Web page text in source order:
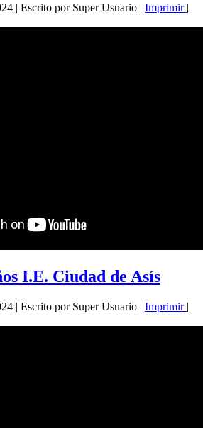
| Escrito por Super Usuario | Imprimir |
I.E. Ciudad de Asís
| Escrito por Super Usuario | Imprimir |